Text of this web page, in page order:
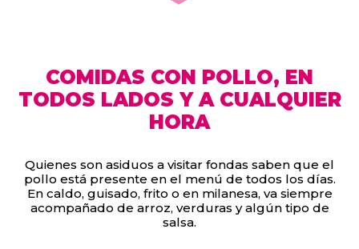
COMIDAS CON POLLO, EN
TODOS LADOS Y A CUALQUIER
HORA
Quienes son asiduos a visitar fondas saben que el
pollo está presente en el menú de todos los días.
En caldo, guisado, frito o en milanesa, va siempre
acompañado de arroz, verduras y algún tipo de
salsa.